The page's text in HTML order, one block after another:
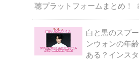
聴プラットフォームまとめ！
白と黒のスプ
ンウォンの年
ある？インス